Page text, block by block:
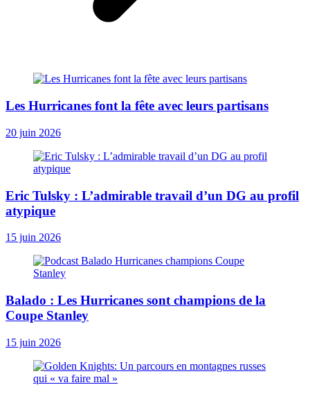
Les Hurricanes font la fête avec leurs partisans
20 juin 2026
Eric Tulsky : L’admirable travail d’un DG au profil
atypique
15 juin 2026
Balado : Les Hurricanes sont champions de la
Coupe Stanley
15 juin 2026